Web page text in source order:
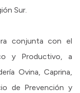
Sur.
conjunta con el
y Productivo, a
Ovina, Caprina,
de Prevención y